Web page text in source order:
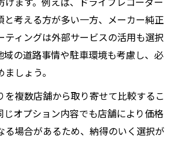
の専門家が語る快適性重視の選び
売で失敗しないオプション選びの極
販売パックで納得の選択
で話題の最新パック内容を詳しく
と考える方が多い一方、メーカー純正
ティングは外部サービスの活用も選択
域の道路事情や駐車環境も考慮し、必
しょう。
を複数店舗から取り寄せて比較するこ
じオプション内容でも店舗により価格
る場合があるため、納得のいく選択が